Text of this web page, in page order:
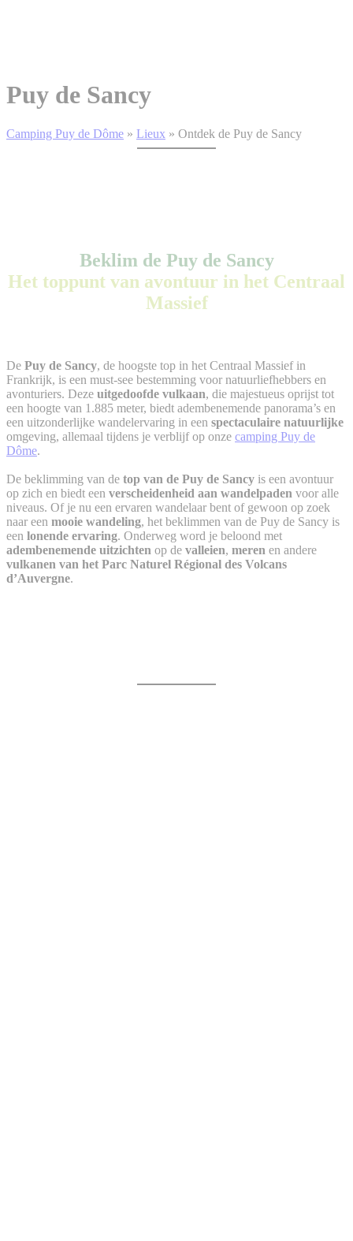
Puy de Sancy
Camping Puy de Dôme » Lieux » Ontdek de Puy de Sancy
Beklim de Puy de Sancy
Het toppunt van avontuur in het Centraal
Massief
De Puy de Sancy, de hoogste top in het Centraal Massief in
Frankrijk, is een must-see bestemming voor natuurliefhebbers en
avonturiers. Deze uitgedoofde vulkaan, die majestueus oprijst tot
een hoogte van 1.885 meter, biedt adembenemende panorama’s en
een uitzonderlijke wandelervaring in een spectaculaire natuurlijke
omgeving, allemaal tijdens je verblijf op onze camping Puy de
Dôme.
De beklimming van de top van de Puy de Sancy is een avontuur
op zich en biedt een verscheidenheid aan wandelpaden voor alle
niveaus. Of je nu een ervaren wandelaar bent of gewoon op zoek
naar een mooie wandeling, het beklimmen van de Puy de Sancy is
een lonende ervaring. Onderweg word je beloond met
adembenemende uitzichten op de valleien, meren en andere
vulkanen van het Parc Naturel Régional des Volcans
d’Auvergne.